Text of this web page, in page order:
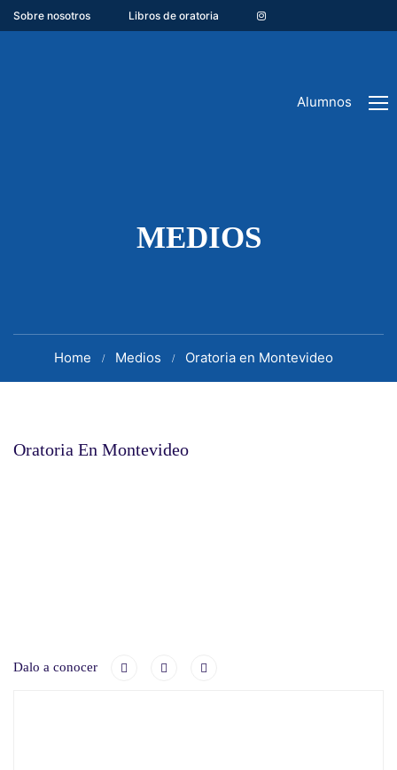
Sobre nosotros Libros de oratoria
Alumnos
MEDIOS
Home Medios Oratoria en Montevideo
Oratoria En Montevideo
Dalo a conocer